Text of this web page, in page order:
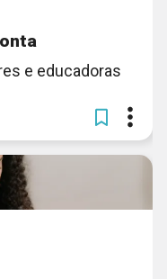
e educadoras